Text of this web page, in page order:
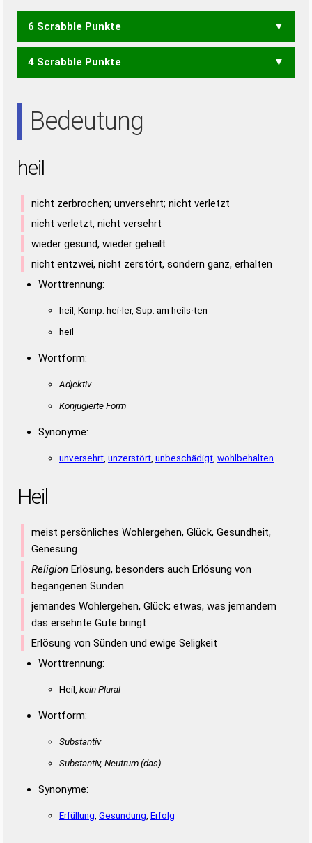
Universalwörterbuch
6 Scrabble Punkte
IHLE LEIH LIEH
4 Scrabble Punkte
Bedeutung
heil
nicht zerbrochen; unversehrt; nicht verletzt
nicht verletzt, nicht versehrt
wieder gesund, wieder geheilt
nicht entzwei, nicht zerstört, sondern ganz, erhalten
Worttrennung:
heil, Komp. hei·ler, Sup. am heils·ten
heil
Wortform:
Adjektiv
Konjugierte Form
Synonyme:
unversehrt unzerstört unbeschädigt wohlbehalten
Heil
meist persönliches Wohlergehen, Glück, Gesundheit,
Genesung
Religion Erlösung, besonders auch Erlösung von
begangenen Sünden
jemandes Wohlergehen, Glück; etwas, was jemandem
das ersehnte Gute bringt
Erlösung von Sünden und ewige Seligkeit
Worttrennung:
Heil, kein Plural
Wortform:
Substantiv
Substantiv, Neutrum(das)
Synonyme:
Erfüllung Gesundung Erfolg